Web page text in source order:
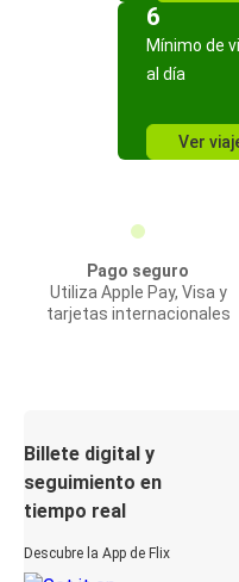
6
Mínimo de
al día
Ver
Pago seguro
Utiliza Apple Pay, Visa y
tarjetas internacionales
Billete digital y
seguimiento en
tiempo real
Descubre la App de Flix